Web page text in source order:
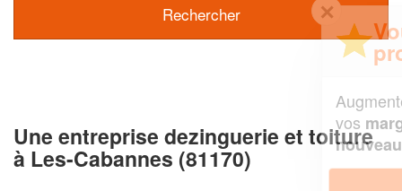
Une entreprise dezinguerie et toiture
à Les-Cabannes (81170)
Vous êtes un
chiffre d'affaireset
tout en gagnant de
nouveaux clients!